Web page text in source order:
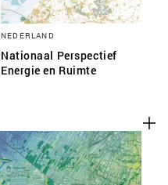
NEDERLAND
Nationaal Perspectief
Energie en Ruimte